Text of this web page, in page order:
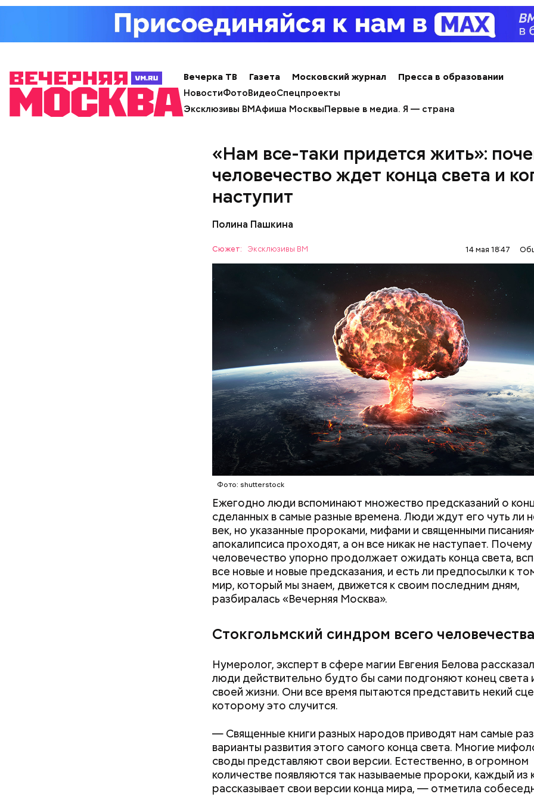
Вечерка ТВ Газета Московский журнал
Пресса в образовании
НовостиФотоВидеоСпецпроекты
Эксклюзивы ВМАфиша МосквыПервые в медиа. Я — страна
«Нам все-таки придется жить»:
человечество ждет конца света и
наступит
Полина Пашкина
Сюжет: Эксклюзивы ВМ 14 мая 18:47
Фото: shutterstock
Ежегодно люди вспоминают множество предсказаний о
сделанных в самые разные времена. Люди ждут его чуть ли
век, но указанные пророками, мифами и священными
апокалипсиса проходят, а он все никак не наступает. Почему
человечество упорно продолжает ожидать конца света,
все новые и новые предсказания, и есть ли предпосылки к
мир, который мы знаем, движется к своим последним дням,
разбиралась «Вечерняя Москва».
Стокгольмский синдром всего человечества
Нумеролог, эксперт в сфере магии Евгения Белова
люди действительно будто бы сами подгоняют конец света
своей жизни. Они все время пытаются представить некий
которому это случится.
— Священные книги разных народов приводят нам самые
варианты развития этого самого конца света. Многие
своды представляют свои версии. Естественно, в огромном
количестве появляются так называемые пророки, каждый из
рассказывает свои версии конца мира, — отметила